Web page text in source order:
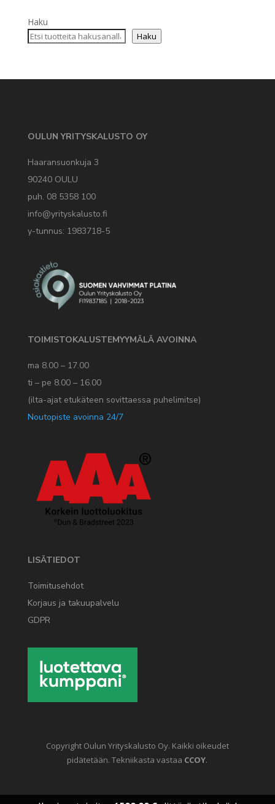
Haku
Haku
OULUN YRITYSKALUSTO OY
Haaransuonkuja 3
90240 OULU
puh. 08 5358 100
info@yrityskalusto.fi
y-tunnus: 1983718-5
TOIMISTOKALUSTEMYYMÄLÄ AVOINNA
ma 8.00 – 17.00
ti – pe 8.00 – 16.00
(ilta-ajat etukäteen sovittaessa puhelimitse)
Noutopiste avoinna 24/7
LISÄTIEDOT
Toimitusehdot
Korjaus ja takuupalvelu
GDPR
Copyright Oulun Yrityskalusto Oy. Kaikki oikeudet
pidätetään. Tekniikasta vastaa CCOY.